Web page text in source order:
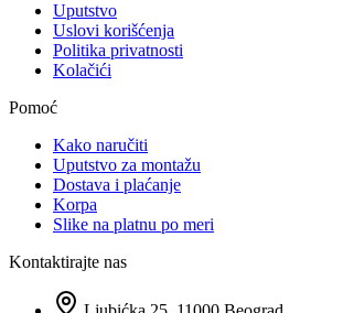
Uputstvo
Uslovi korišćenja
Politika privatnosti
Kolačići
Pomoć
Kako naručiti
Uputstvo za montažu
Dostava i plaćanje
Korpa
Slike na platnu po meri
Kontaktirajte nas